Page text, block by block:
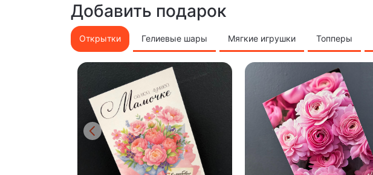
Добавить подарок
Открытки Гелиевые шары Мягкие игрушки Топперы